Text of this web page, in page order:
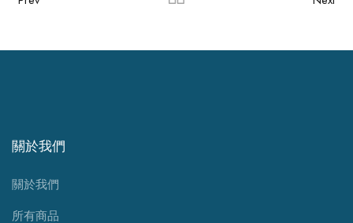
關於我們
關於我們
所有商品